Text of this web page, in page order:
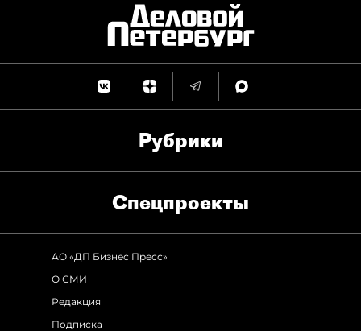
Рубрики
Спец­проекты
АО «ДП Бизнес Пресс»
О СМИ
Редакция
Подписка